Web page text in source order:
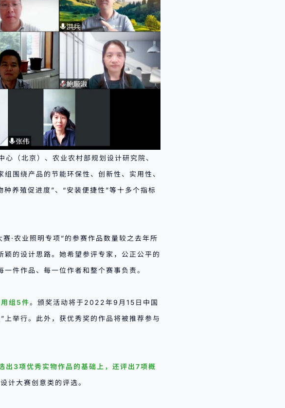
（北京）、农业农村部规划设计研究院、
围绕产品的节能环保性、创新性、实用性、
养殖促进度”、“安装便捷性”等十多个指标
·农业照明专项”的参赛作品数量较之去年所
的设计思路。她希望参评专家，公正公平的
件作品、每一位作者和整个赛事负责。
组5件。颁奖活动将于2022年9月15日中国
上举行。此外，获优秀奖的作品将被推荐参与
出3项优秀实物作品的基础上，还评出7项概
计大赛创意类的评选。